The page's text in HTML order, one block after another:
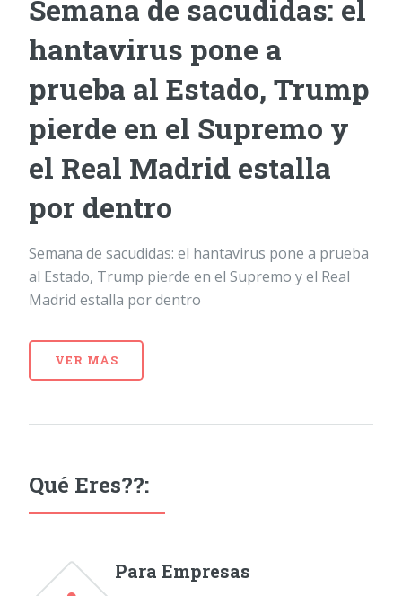
Semana de sacudidas: el
hantavirus pone a
prueba al Estado, Trump
pierde en el Supremo y
el Real Madrid estalla
por dentro
Semana de sacudidas: el hantavirus pone a prueba
al Estado, Trump pierde en el Supremo y el Real
Madrid estalla por dentro
VER MÁS
Qué Eres??:
Para Empresas